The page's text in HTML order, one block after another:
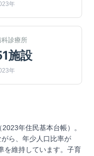
年
科診療所
施設
年
年住民基本台帳）。
ら、年少人口比率が
を維持しています。子育